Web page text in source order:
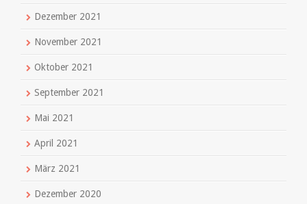
Dezember 2021
November 2021
Oktober 2021
September 2021
Mai 2021
April 2021
März 2021
Dezember 2020